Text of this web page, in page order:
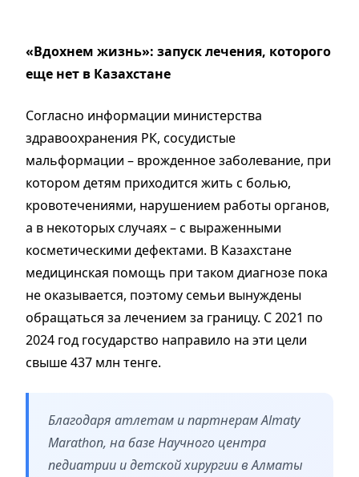
«Вдохнем жизнь»: запуск лечения, которого
еще нет в Казахстане
Согласно информации министерства
здравоохранения РК, сосудистые
мальформации – врожденное заболевание, при
котором детям приходится жить с болью,
кровотечениями, нарушением работы органов,
а в некоторых случаях – с выраженными
косметическими дефектами. В Казахстане
медицинская помощь при таком диагнозе пока
не оказывается, поэтому семьи вынуждены
обращаться за лечением за границу. С 2021 по
2024 год государство направило на эти цели
свыше 437 млн тенге.
Благодаря атлетам и партнерам Almaty
Marathon, на базе Научного центра
педиатрии и детской хирургии в Алматы